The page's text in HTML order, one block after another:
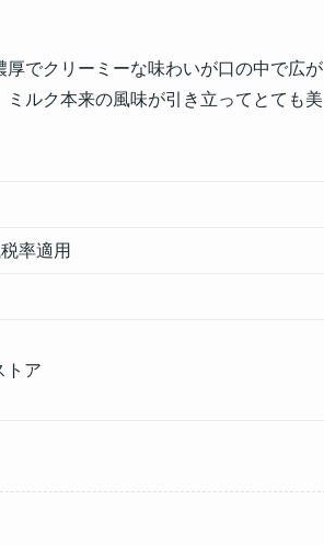
でクリーミーな味わいが口の中で広が
ルク本来の風味が引き立ってとても美
率適用
トア